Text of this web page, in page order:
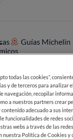
Guías Michelin
Maestría
Ideal para la cena
de vinos
todas las cookies”,
y de terceros para analizar
navegación, recopilar
a nuestros partners crear
adecuado a sus
funcionalidades de redes
webs a través de las
nuestra Política de Cookies y